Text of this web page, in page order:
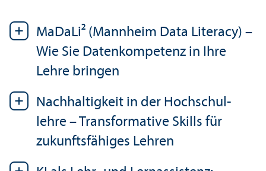
MaDaLi² (Mannheim Data Literacy) –
Wie Sie Daten­kompetenz in Ihre
Lehre bringen
Nachhaltigkeit in der Hochschul­
lehre – Trans­formative Skills für
zukunfts­fähiges Lehren